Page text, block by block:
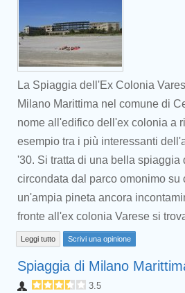
La Spiaggia dell'Ex Colonia
Milano Marittima nel comune di
nome all'edifico dell'ex colonia a
esempio tra i più interessanti
'30. Si tratta di una bella spiaggia
circondata dal parco omonimo su
un'ampia pineta ancora
fronte all'ex colonia Varese si
Leggi tutto Scrivi una opinione
Spiaggia di Milano
3.5